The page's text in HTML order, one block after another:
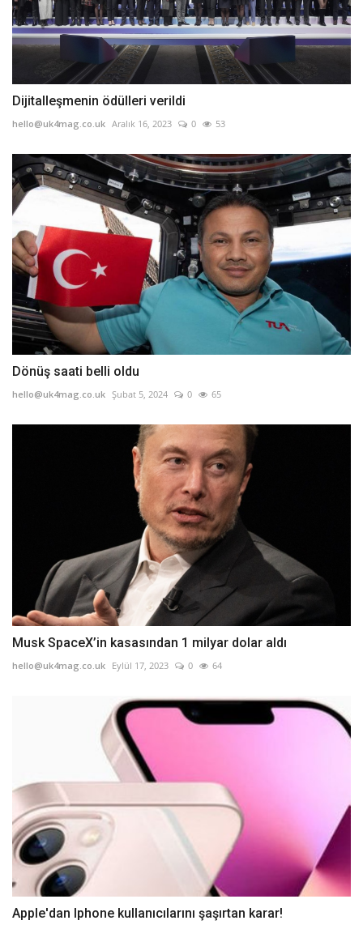
Dijitalleşmenin ödülleri verildi
hello@uk4mag.co.uk Aralık 16, 2023 0 53
Dönüş saati belli oldu
hello@uk4mag.co.uk Şubat 5, 2024 0 65
Musk SpaceX’in kasasından 1 milyar dolar aldı
hello@uk4mag.co.uk Eylül 17, 2023 0 64
Apple'dan Iphone kullanıcılarını şaşırtan karar!